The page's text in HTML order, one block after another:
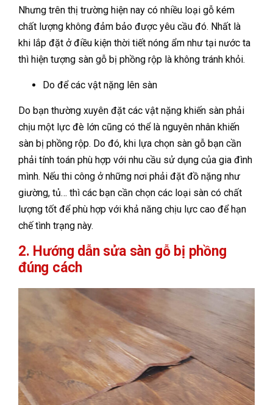
Nhưng trên thị trường hiện nay có nhiều loại gỗ kém
chất lượng không đảm bảo được yêu cầu đó. Nhất là
khi lắp đặt ở điều kiện thời tiết nóng ẩm như tại nước ta
thì hiện tượng sàn gỗ bị phồng rộp là không tránh khỏi.
Do để các vật nặng lên sàn
Do bạn thường xuyên đặt các vật nặng khiến sàn phải
chịu một lực đè lớn cũng có thể là nguyên nhân khiến
sàn bị phồng rộp. Do đó, khi lựa chọn sàn gỗ bạn cần
phải tính toán phù hợp với nhu cầu sử dụng của gia đình
mình. Nếu thi công ở những nơi phải đặt đồ nặng như
giường, tủ… thì các bạn cần chọn các loại sàn có chất
lượng tốt để phù hợp với khả năng chịu lực cao để hạn
chế tình trạng này.
2. Hướng dẫn sửa sàn gỗ bị phồng
đúng cách